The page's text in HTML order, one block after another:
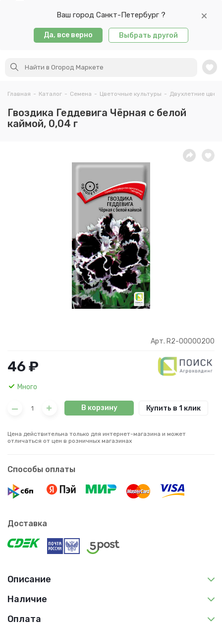
Ваш город Санкт-Петербург ?
Да, все верно Выбрать другой
Главная - Каталог - Семена - Цветочные культуры - Двухлетние
Гвоздика Геддевига Чёрная с белой
каймой, 0,04 г
Арт. R2-00000200
46 ₽
Много
В корзину Купить в 1 клик
Цена действительна только для интернет-магазина и может
отличаться от цен в розничных магазинах
Способы оплаты
Доставка
Описание
Наличие
Оплата